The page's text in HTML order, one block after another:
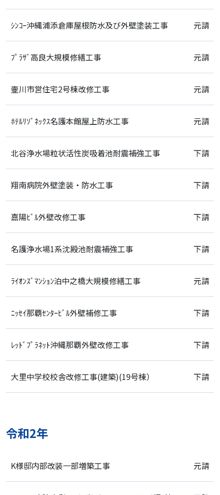
ｼﾝｺｰ沖縄浦添倉庫屋根防水及び外壁塗装工事 元請
ﾌﾟﾗｻﾞ高良大規模修繕工事 元請
壷川市営住宅2号棟改修工事 元請
ﾎﾃﾙﾘｿﾞﾈｯｸｽ名護本館屋上防水工事 元請
北谷浄水場粒状活性炭吸着池耐震補強工事 下請
翔南病院外壁塗装・防水工事 下請
嘉陽ﾋﾞﾙ外壁改修工事 下請
名護浄水場1系沈殿池耐震補強工事 下請
ﾗｲｵﾝｽﾞﾏﾝｼｮﾝ泊中之橋大規模修繕工事 元請
ﾆｯｾｲ那覇ｾﾝﾀｰﾋﾞﾙ外壁補修工事 下請
ﾚｯﾄﾞﾌﾟﾗﾈｯﾄ沖縄那覇外壁改修工事 下請
大里中学校校舎改修工事(建築)(19号棟） 下請
令和2年
K様邸内部改装一部増築工事 元請